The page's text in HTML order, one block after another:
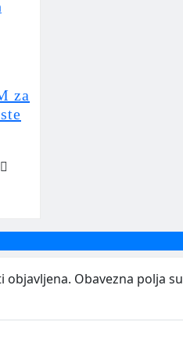
za
objavljena. Obavezna polja